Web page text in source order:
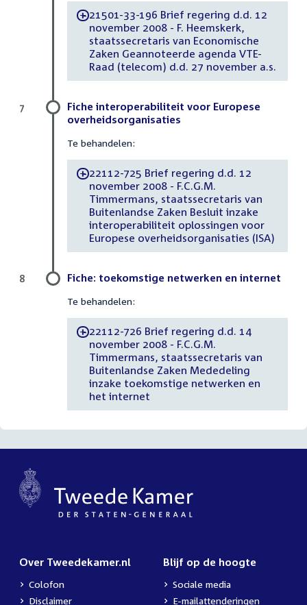
-21501-33-196 Brief regering d.d. 12
november 2008 - F. Heemskerk,
staatssecretaris van Economische
Zaken Geannoteerde agenda VTE-
Raad (telecom) d.d. 27 november a.s.
Fiche interoperabiliteit voor Europese
overheidsorganisaties
Te behandelen:
-22112-725 Brief regering d.d. 12
november 2008 - F.C.G.M.
Timmermans, staatssecretaris van
Buitenlandse Zaken Besluit inzake
interoperabiliteit oplossingen voor
Europese overheidsorganisaties (ISA)
7
Fiche: toekomstige netwerken en internet
Te behandelen:
-22112-726 Brief regering d.d. 14
november 2008 - F.C.G.M.
Timmermans, staatssecretaris van
Buitenlandse Zaken Mededeling
inzake toekomstige netwerken en
het internet
8
Over Tweedekamer.nl
Colofon
Disclaimer
Blijf op de hoogte
Sociale media
E-mailattenderingen